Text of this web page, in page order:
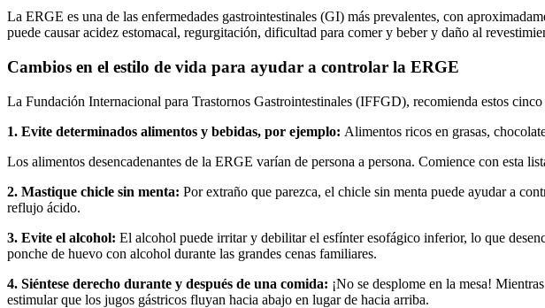
La ERGE es una de las enfermedades gastrointestinales (GI) más prevalentes, con
puede causar acidez estomacal, regurgitación, dificultad para comer y beber y daño al
Cambios en el estilo de vida para ayudar a controlar la ERGE
La Fundación Internacional para Trastornos Gastrointestinales (IFFGD), recomienda estos
1. Evite determinados alimentos y bebidas, por ejemplo: Alimentos ricos en grasas,
Los alimentos desencadenantes de la ERGE varían de persona a persona. Comience con esta
2. Mastique chicle sin menta: Por extraño que parezca, el chicle sin menta puede ayudar a
reflujo ácido.
3. Evite el alcohol: El alcohol puede irritar y debilitar el esfínter esofágico inferior, lo que
ponche de huevo con alcohol durante las grandes cenas familiares.
4. Siéntese derecho durante y después de una comida: ¡No se desplome en la mesa!
estimular que los jugos gástricos fluyan hacia abajo en lugar de hacia arriba.